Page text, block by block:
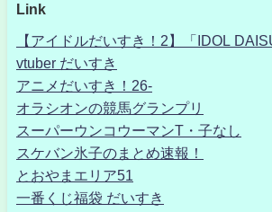
Link
【アイドルだいすき！2】「IDOL
vtuber だいすき
アニメだいすき！26-
オラシオンの競馬グランプリ
スーパーウンコウーマンT・子なし
スケバン氷子のまとめ速報！
とおやまエリア51
一番くじ福袋 だいすき